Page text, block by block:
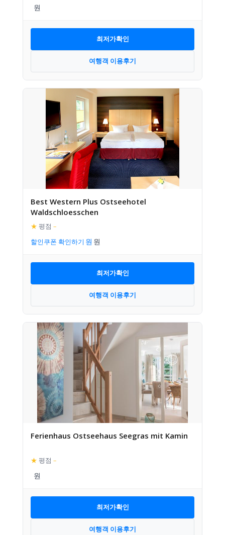
최저가확인
여행객 이용후기
Best Western Plus Ostseehotel
Waldschloesschen
★ 평점 –
할인쿠폰 확인하기
최저가확인
여행객 이용후기
Ferienhaus Ostseehaus Seegras mit Kamin
★ 평점 –
최저가확인
여행객 이용후기